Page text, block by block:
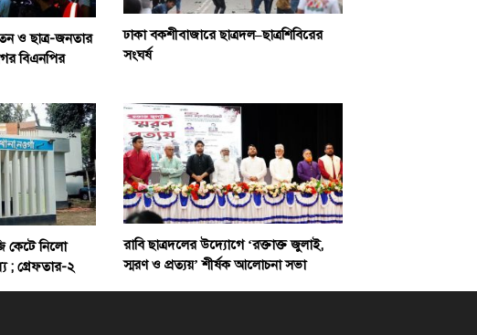
ও ছাত্র-জনতার
বিএনপির
ঢাকা বকশীবাজারে ছাত্রদল–ছাত্রশিবিরের
সংঘর্ষ
কেটে নিলো
; গ্রেফতার-২
রাবি ছাত্রদলের উদ্যোগে ‘রক্তাক্ত জুলাই,
স্মরণ ও প্রত্যয়’ শীর্ষক আলোচনা সভা